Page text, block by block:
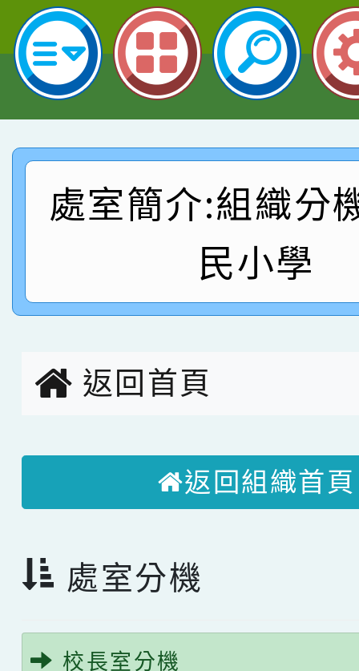
名 指導老師王老師、
園市英語競賽國小朗讀
指導老師林老師
賀！本校參加桃園市中
賽 劉文瑛教師榮獲教
臺灣台語-第二名
賀！本校參與2026世
市賽榮獲科學小創客佳
創客第三名。
賀！本校參加桃園市中
賽 洪綺君教師榮獲社
名
賀！本校阿巴斯O蜜、
倩參加桃園市科展 國
名 指導老師王老師、
賀！本校四年二班張O
園市英語競賽國小朗
指導老師林老師
賀！本校參加桃園市中
賽 劉文瑛教師榮獲教
賀！本校參與2026世
創客第三名。
處室簡介:組織分
民小學
返回首頁
返回組織首頁
處室分機
校長室分機